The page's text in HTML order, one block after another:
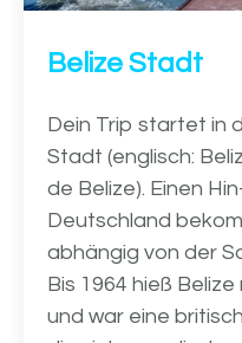
Belize Stadt
Dein Trip startet in
Stadt (englisch:
de Belize). Einen
Deutschland
abhängig von der
Bis 1964 hieß
und war eine